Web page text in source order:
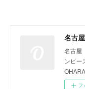
名古屋
ンピー
フ